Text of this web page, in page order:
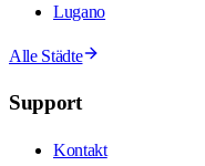
Lugano
Alle Städte
Support
Kontakt